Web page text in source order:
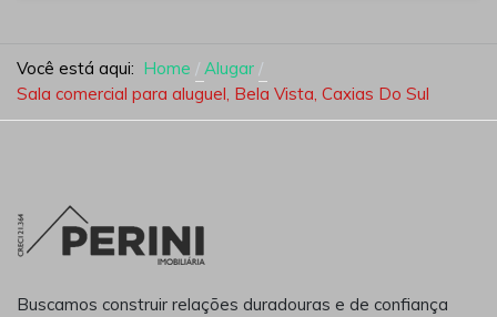
Você está aqui: Home
Alugar
Sala comercial para aluguel, Bela Vista, Caxias Do Sul
Buscamos construir relações duradouras e de confiança